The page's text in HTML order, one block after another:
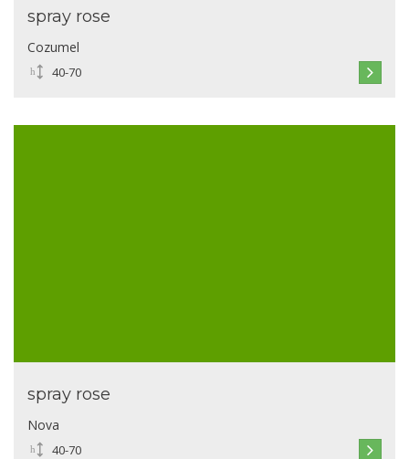
spray rose
Cozumel
40-70
spray rose
Nova
40-70